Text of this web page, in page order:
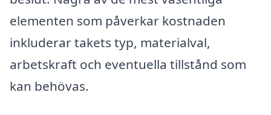
elementen som påverkar kostnaden
inkluderar takets typ, materialval,
arbetskraft och eventuella tillstånd som
kan behövas.